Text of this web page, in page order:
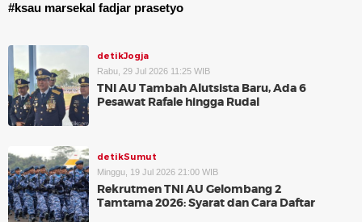
#ksau marsekal fadjar prasetyo
detikJogja
Rabu, 29 Jul 2026 11:25 WIB
TNI AU Tambah Alutsista Baru, Ada 6
Pesawat Rafale hingga Rudal
detikSumut
Minggu, 19 Jul 2026 21:00 WIB
Rekrutmen TNI AU Gelombang 2
Tamtama 2026: Syarat dan Cara Daftar